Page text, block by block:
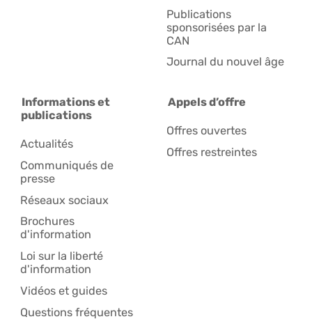
Publications
sponsorisées par la
CAN
Journal du nouvel âge
Informations et
publications
Actualités
Communiqués de
presse
Réseaux sociaux
Brochures
d'information
Loi sur la liberté
d'information
Vidéos et guides
Questions fréquentes
Appels d’offre
Offres ouvertes
Offres restreintes